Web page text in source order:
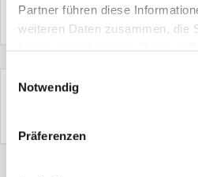
Partner führen diese
weiteren Daten zusammen, die
Notwendig
Präferenzen